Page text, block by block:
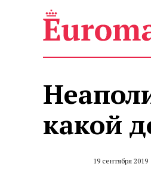
какой
19 сентября 2019